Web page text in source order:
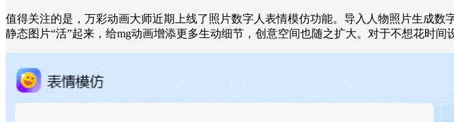
值得关注的是，万彩动画大师近期上线了照片数字人表情模仿功能。导入人物照片生成
静态图片“活”起来，给mg动画增添更多生动细节，创意空间也随之扩大。对于不想花时间